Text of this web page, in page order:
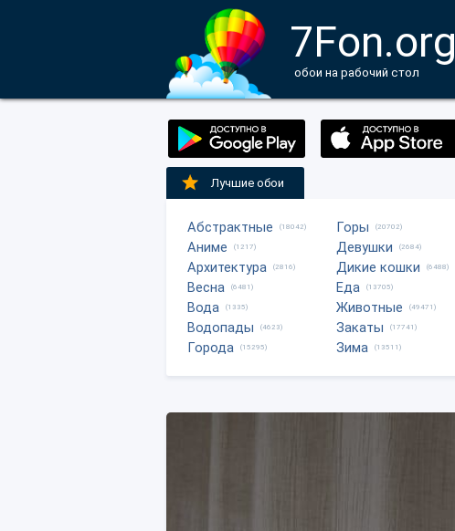
7Fon.org
обои на рабочий стол
Лучшие обои
Абстрактные (18042)
Аниме (1217)
Архитектура (2816)
Весна (6481)
Вода (1335)
Водопады (4623)
Города (15295)
Горы (20702)
Девушки (2684)
Дикие кошки (6488)
Еда (13705)
Животные (49471)
Закаты (17741)
Зима (13511)